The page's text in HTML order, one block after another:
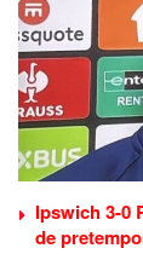
Ipswich 3-0
de